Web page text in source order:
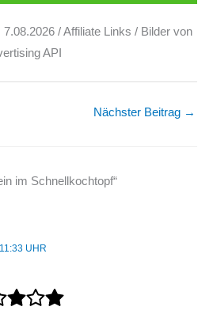
7.08.2026 / Affiliate Links / Bilder von
API
Nächster Beitrag →
im Schnellkochtopf“
UHR